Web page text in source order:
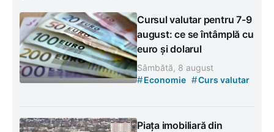
Cursul valutar pentru 7-9
august: ce se întâmplă cu
euro și dolarul
Sâmbătă, 8 august
#Economie #Curs valutar
Piața imobiliară din